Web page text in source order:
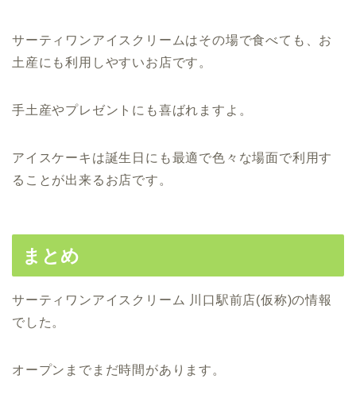
サーティワンアイスクリームはその場で食べても、お
土産にも利用しやすいお店です。
手土産やプレゼントにも喜ばれますよ。
アイスケーキは誕生日にも最適で色々な場面で利用す
ることが出来るお店です。
まとめ
サーティワンアイスクリーム 川口駅前店(仮称)の情報
でした。
オープンまでまだ時間があります。